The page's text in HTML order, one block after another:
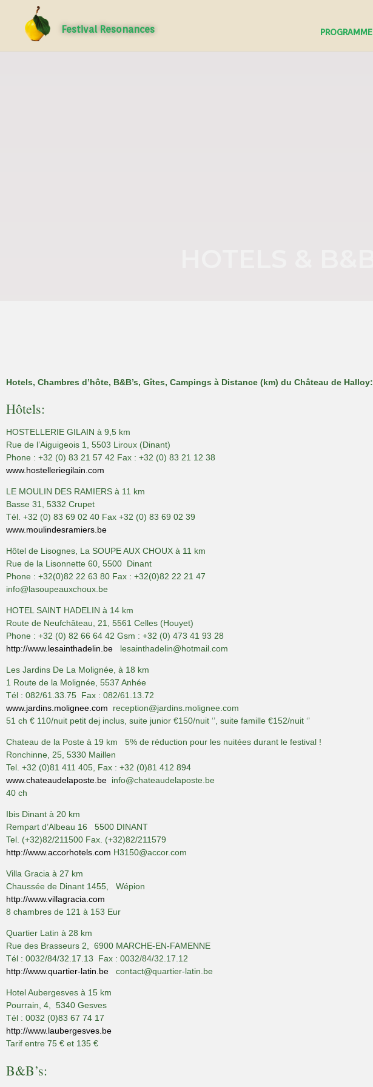
Festival Resonances PROGRAMME
Hotels, Chambres d’hôte, B&B’s, Gîtes, Campings à Distance (km) du Château de Halloy:
Hôtels:
HOSTELLERIE GILAIN à 9,5 km
Rue de l’Aiguigeois 1, 5503 Liroux (Dinant)
Phone : +32 (0) 83 21 57 42 Fax : +32 (0) 83 21 12 38
www.hostelleriegilain.com
LE MOULIN DES RAMIERS à 11 km
Basse 31, 5332 Crupet
Tél. +32 (0) 83 69 02 40 Fax +32 (0) 83 69 02 39
www.moulindesramiers.be
Hôtel de Lisognes, La SOUPE AUX CHOUX à 11 km
Rue de la Lisonnette 60, 5500 Dinant
Phone : +32(0)82 22 63 80 Fax : +32(0)82 22 21 47
info@lasoupeauxchoux.be
HOTEL SAINT HADELIN à 14 km
Route de Neufchâteau, 21, 5561 Celles (Houyet)
Phone : +32 (0) 82 66 64 42 Gsm : +32 (0) 473 41 93 28
http://www.lesainthadelin.be lesainthadelin@hotmail.com
Les Jardins De La Molignée, à 18 km
1 Route de la Molignée, 5537 Anhée
Tél : 082/61.33.75 Fax : 082/61.13.72
www.jardins.molignee.com reception@jardins.molignee.com
51 ch € 110/nuit petit dej inclus, suite junior €150/nuit ‘’, suite famille €152/nuit ‘’
Chateau de la Poste à 19 km 5% de réduction pour les nuitées durant le festival !
Ronchinne, 25, 5330 Maillen
Tel. +32 (0)81 411 405, Fax : +32 (0)81 412 894
www.chateaudelaposte.be info@chateaudelaposte.be
40 ch
Ibis Dinant à 20 km
Rempart d’Albeau 16 5500 DINANT
Tel. (+32)82/211500 Fax. (+32)82/211579
http://www.accorhotels.com H3150@accor.com
Villa Gracia à 27 km
Chaussée de Dinant 1455, Wépion
http://www.villagracia.com
8 chambres de 121 à 153 Eur
Quartier Latin à 28 km
Rue des Brasseurs 2, 6900 MARCHE-EN-FAMENNE
Tél : 0032/84/32.17.13 Fax : 0032/84/32.17.12
http://www.quartier-latin.be contact@quartier-latin.be
Hotel Aubergesves à 15 km
Pourrain, 4, 5340 Gesves
Tél : 0032 (0)83 67 74 17
http://www.laubergesves.be
Tarif entre 75 € et 135 €
B&B’s: